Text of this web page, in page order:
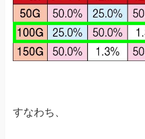
すなわち、